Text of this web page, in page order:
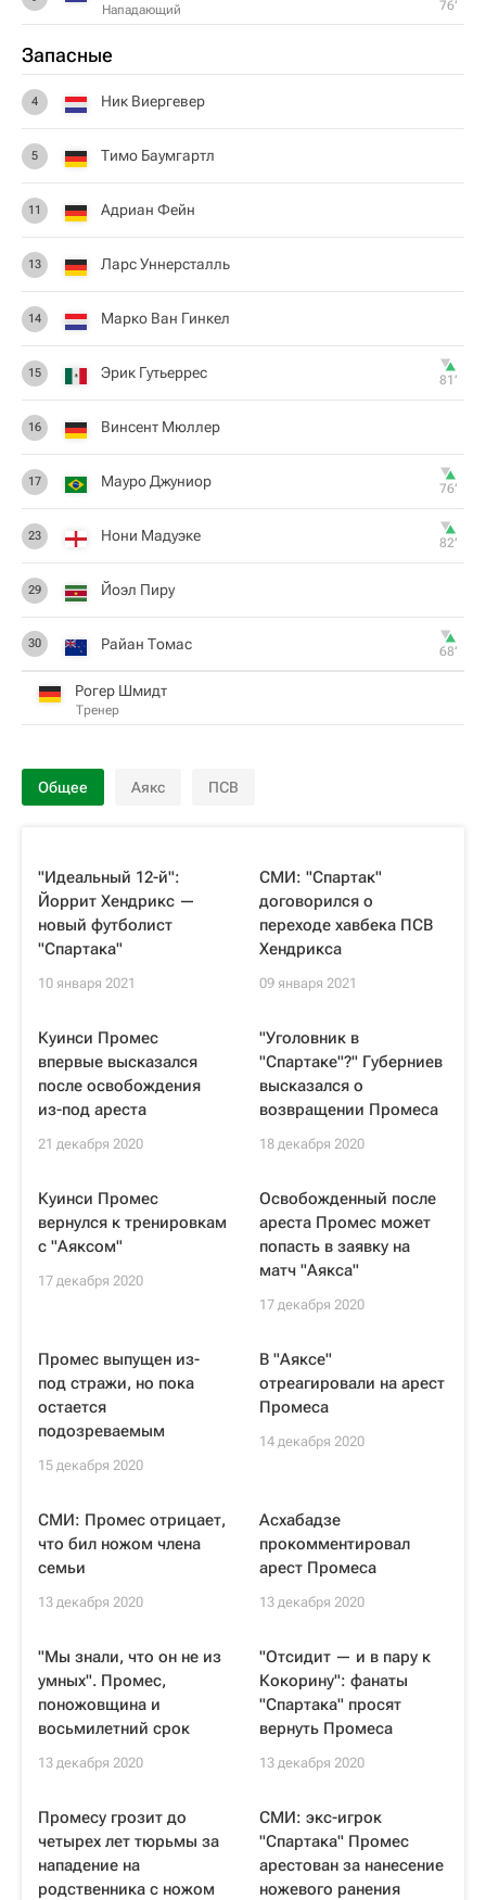
Нападающий 76‎’‎
Запасные
4 Ник Виергевер
5 Тимо Баумгартл
11 Адриан Фейн
13 Ларс Уннерсталль
14 Марко Ван Гинкел
15 Эрик Гутьеррес 81‎’‎
16 Винсент Мюллер
17 Мауро Джуниор 76‎’‎
23 Нони Мадуэке 82‎’‎
29 Йоэл Пиру
30 Райан Томас 68‎’‎
Рогер Шмидт
Тренер
Общее Аякс ПСВ
"Идеальный 12-й":
Йоррит Хендрикс —
новый футболист
"Спартака"
10 января 2021
СМИ: "Спартак"
договорился о
переходе хавбека ПСВ
Хендрикса
09 января 2021
Куинси Промес
впервые высказался
после освобождения
из-под ареста
21 декабря 2020
"Уголовник в
"Спартаке"?" Губерниев
высказался о
возвращении Промеса
18 декабря 2020
Куинси Промес
вернулся к тренировкам
с "Аяксом"
17 декабря 2020
Освобожденный после
ареста Промес может
попасть в заявку на
матч "Аякса"
17 декабря 2020
Промес выпущен из-
под стражи, но пока
остается
подозреваемым
15 декабря 2020
В "Аяксе"
отреагировали на арест
Промеса
14 декабря 2020
СМИ: Промес отрицает,
что бил ножом члена
семьи
13 декабря 2020
Асхабадзе
прокомментировал
арест Промеса
13 декабря 2020
"Мы знали, что он не из
умных". Промес,
поножовщина и
восьмилетний срок
13 декабря 2020
"Отсидит — и в пару к
Кокорину": фанаты
"Спартака" просят
вернуть Промеса
13 декабря 2020
Промесу грозит до
четырех лет тюрьмы за
нападение на
родственника с ножом
СМИ: экс-игрок
"Спартака" Промес
арестован за нанесение
ножевого ранения